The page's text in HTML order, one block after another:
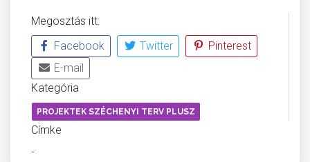
Megosztás itt:
Facebook
Twitter
Pinterest
E-mail
Kategória
PROJEKTEK SZÉCHENYI TERV PLUSZ
Címke
-